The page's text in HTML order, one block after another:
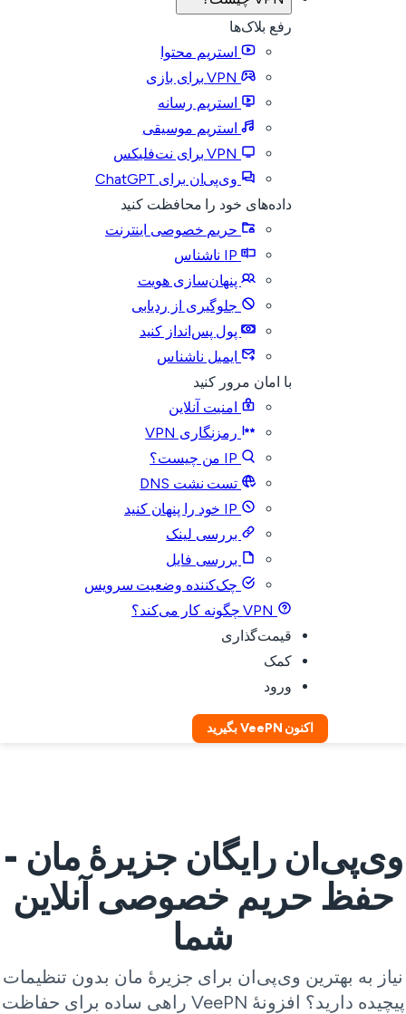
رفع بلاک‌ها
استریم محتوا
VPN برای بازی
استریم رسانه
استریم موسیقی
VPN برای نت‌فلیکس
وی‌پی‌ان برای ChatGPT
داده‌های خود را محافظت کنید
حریم خصوصی اینترنت
IP ناشناس
پنهان‌سازی هویت
جلوگیری از ردیابی
پول پس‌انداز کنید
ایمیل ناشناس
با امان مرور کنید
امنیت آنلاین
رمزنگاری VPN
IP من چیست؟
تست نشت DNS
IP خود را پنهان کنید
بررسی لینک
بررسی فایل
چک‌کننده وضعیت سرویس
VPN چگونه کار می‌کند؟
قیمت‌گذاری
کمک
ورود
اکنون VeePN بگیرید
رایگان جزیرهٔ مان -
حفظ حریم خصوصی آنلاین
شما
به بهترین وی‌پی‌ان برای جزیرهٔ مان بدون تنظیمات
پیچیده دارید؟ افزونهٔ VeePN راهی ساده برای حفاظت